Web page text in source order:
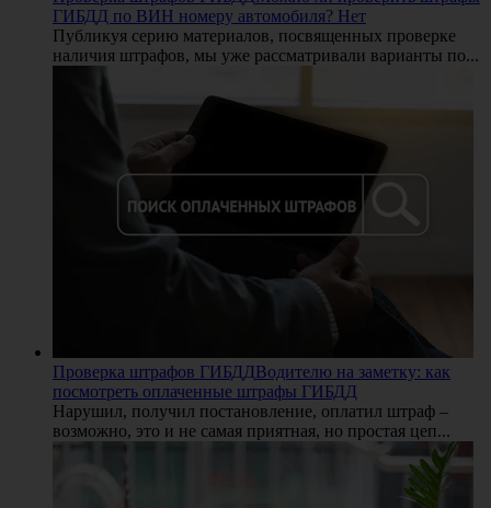
ГИБДД по ВИН номеру автомобиля? Нет
Публикуя серию материалов, посвященных проверке
наличия штрафов, мы уже рассматривали варианты по...
Проверка штрафов ГИБДДВодителю на заметку: как
посмотреть оплаченные штрафы ГИБДД
Нарушил, получил постановление, оплатил штраф –
возможно, это и не самая приятная, но простая цеп...